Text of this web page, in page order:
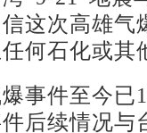
这次高雄
何石化或其
件至今已
后续情况与